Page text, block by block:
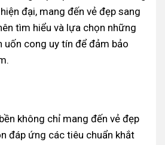
đại, mang đến vẻ đẹp sang
tìm hiểu và lựa chọn những
uốn cong uy tín để đảm bảo
không chỉ mang đến vẻ đẹp
đáp ứng các tiêu chuẩn khắt